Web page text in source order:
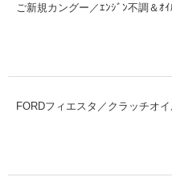
ご新規カングー／ｴﾝｼﾞﾝ不調＆ｵ
FORDフィエスタ／クラッチオ